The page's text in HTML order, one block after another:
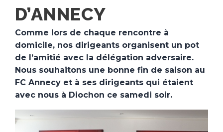
D’ANNECY
Comme lors de chaque rencontre à
domicile, nos dirigeants organisent un pot
de l’amitié avec la délégation adversaire.
Nous souhaitons une bonne fin de saison au
FC Annecy et à ses dirigeants qui étaient
avec nous à Diochon ce samedi soir.